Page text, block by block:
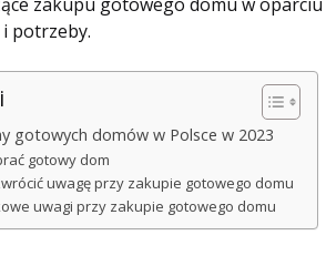
zakupu gotowego domu w oparciu
potrzeby.
gotowych domów w Polsce w 2023
gotowy dom
uwagę przy zakupie gotowego domu
uwagi przy zakupie gotowego domu